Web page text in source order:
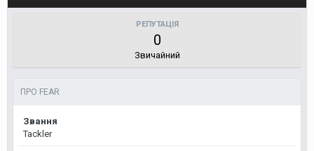
РЕПУТАЦІЯ
0
Звичайний
ПРО FEAR
Звання
Tackler